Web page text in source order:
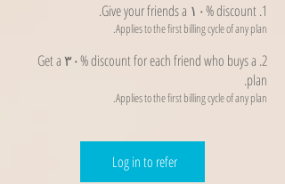
Give your friends a ۱۰% discount.
Applies to the first billing cycle of any plan.
Get a ۳۰% discount for each friend who buys a
plan.
Applies to the first billing cycle of any plan.
Log in to refer